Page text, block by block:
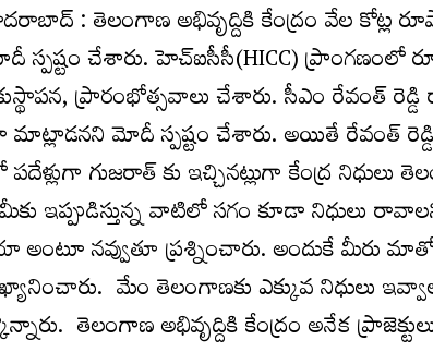
: తెలంగాణ అభివృద్దికి కేంద్రం వేల కోట్ల
స్పష్టం చేశారు. హెచ్ఐసీసీ(HICC) ప్రాంగణంలో
ప్రారంభోత్సవాలు చేశారు. సీఎం రేవంత్
మాట్లాడనని మోదీ స్పష్టం చేశారు. అయితే రేవంత్
గుజరాత్ కు ఇచ్చినట్లుగా కేంద్ర నిధులు
ఇప్పుడిస్తున్న వాటిలో సగం కూడా నిధులు
నవ్వుతూ ప్రశ్నించారు. అందుకే మీరు
మేం తెలంగాణకు ఎక్కువ నిధులు
తెలంగాణ అభివృద్దికి కేంద్రం అనేక